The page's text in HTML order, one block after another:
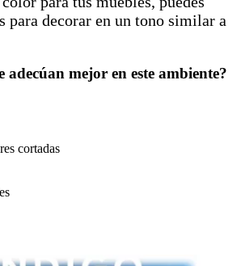
para decorar en un tono similar a
adecúan mejor en este ambiente?
cortadas